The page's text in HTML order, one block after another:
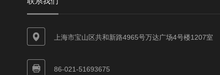
上海市宝山区共和新路4965号万达广场4号楼1207室
86-021-51693675